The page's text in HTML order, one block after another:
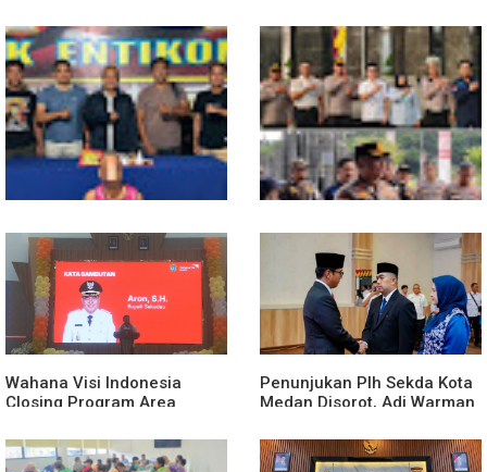
Truk Kontainer Oleng Tabrak
Vario, Warga Kapuas
Meninggal di Dusun Mak
Tampong
Medan Area
Polsek Entikong Gagalkan
Peredaran Sabu 151,76
Gram di Perbatasan
Kunker Perdana ke
Entikong, Kapolres Sanggau:
Keamanan Perbatasan
Tanggung Jawab Bersama
Wahana Visi Indonesia
Closing Program Area
Penunjukan Plh Sekda Kota
Medan Disorot, Adi Warman
Komitmen terhadap Sistem
Merit